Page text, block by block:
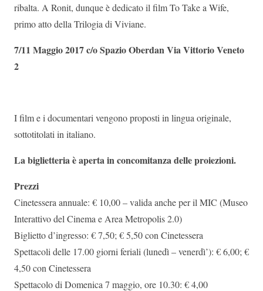
ribalta. A Ronit, dunque è dedicato il film To Take a Wife,
primo atto della Trilogia di Viviane.
7/11 Maggio 2017 c/o Spazio Oberdan Via Vittorio Veneto
2
I film e i documentari vengono proposti in lingua originale,
sottotitolati in italiano.
La biglietteria è aperta in concomitanza delle proiezioni.
Prezzi
Cinetessera annuale: € 10,00 – valida anche per il MIC (Museo
Interattivo del Cinema e Area Metropolis 2.0)
Biglietto d’ingresso: € 7,50; € 5,50 con Cinetessera
Spettacoli delle 17.00 giorni feriali (lunedì – venerdì’): € 6,00; €
4,50 con Cinetessera
Spettacolo di Domenica 7 maggio, ore 10.30: € 4,00